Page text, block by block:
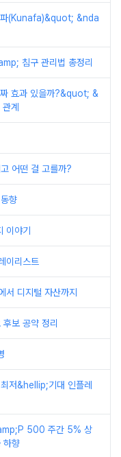
파(Kunafa)&quot; &nda
침구 관리법 총정리
효과 있을까?&quot; &
계
어떤 걸 고를까?
향
이야기
이리스트
서 디지털 자산까지
보 공약 정리
저&hellip;기대 인플레
500 주간 5% 상
하향